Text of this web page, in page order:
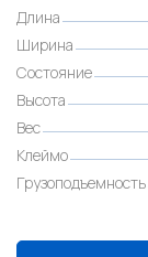
Длина
Ширина
Состояние
Высота
Вес
Клеймо
Грузоподъемность